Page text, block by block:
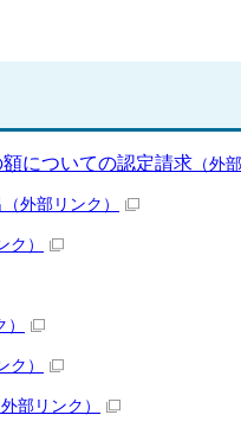
についての認定請求 （外
（外部リンク）
ク）
ク）
外部リンク）